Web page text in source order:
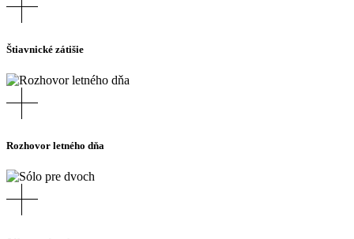
Štiavnické zátišie
Rozhovor letného dňa